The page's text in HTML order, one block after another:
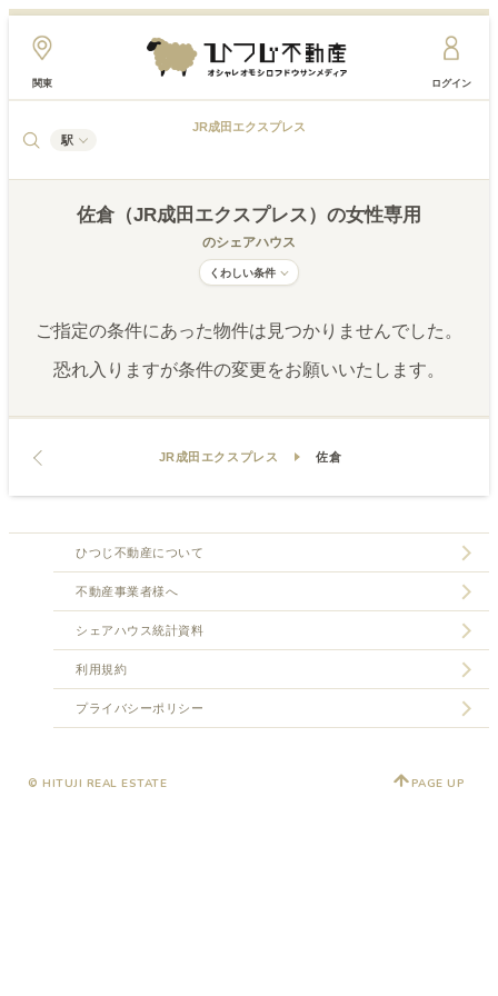
関東 ログイン
駅
JR成田エクスプレス
佐倉（JR成田エクスプレス） の女性専用
のシェアハウス
くわしい条件
ご指定の条件にあった物件は見つかりませんでした。
恐れ入りますが条件の変更をお願いいたします。
JR成田エクスプレス 佐倉
ひつじ不動産について
不動産事業者様へ
シェアハウス統計資料
利用規約
プライバシーポリシー
© HITUJI REAL ESTATE PAGE UP